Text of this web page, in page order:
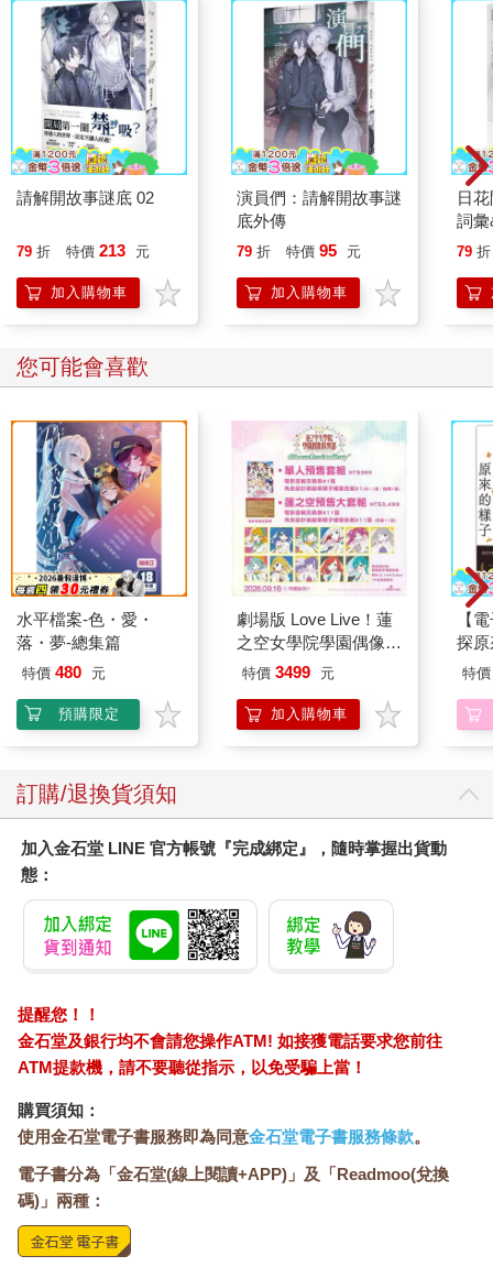
請解開故事謎底 02
79 折 特價 213 元
加入購物車
演員們：請解開故事謎
底外傳
79 折 特價 95 元
加入購物車
日
詞
79 折
您可能會喜歡
水平檔案-色・愛・
落・夢-總集篇
特價 480 元
預購限定
劇場版 Love Live！蓮
之空女學院學園偶像俱
樂部 Bloom Garden
組
特價 3499 元
加入購物車
【
探
特價
訂購/退換貨須知
加入金石堂 LINE 官方帳號『完成綁定』，隨時掌握出貨動
態：
提醒您！！
金石堂及銀行均不會請您操作ATM! 如接獲電話要求您前往
ATM提款機，請不要聽從指示，以免受騙上當！
購買須知：
使用金石堂電子書服務即為同意金石堂電子書服務條款。
電子書分為「金石堂(線上閱讀+APP)」及「Readmoo(兌換
碼)」兩種：